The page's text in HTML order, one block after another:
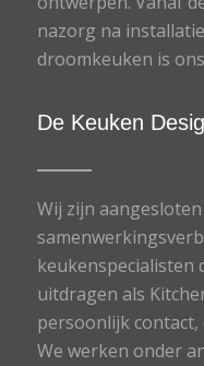
nazorg na
droomkeuken is
De Keuken
Wij zijn
keukenspecialisten
uitdragen als
persoonlijk
We werken onder